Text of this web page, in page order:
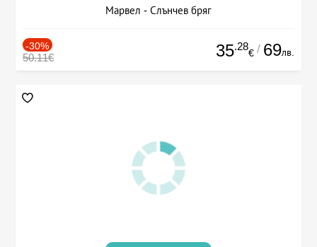
Марвел - Слънчев бряг
-30%
50.11€ 35.28
€ / 69лв.